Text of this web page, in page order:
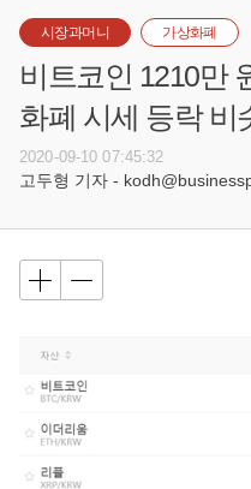
시장과머니 가상화폐
비트코인 1210만
화폐 시세 등락 비
2020-09-10 07:45:32
고두형 기자 -